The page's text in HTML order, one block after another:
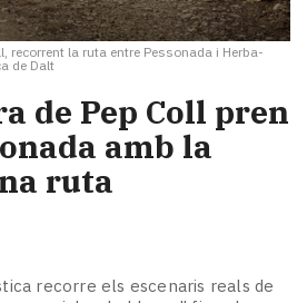
recorrent la ruta entre Pessonada i Herba-
de Dalt
de Pep Coll pren
amb la
ruta
recorre els escenaris reals de